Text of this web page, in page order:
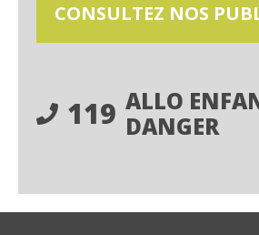
CONSULTEZ NOS
119 ALLO
DANGER